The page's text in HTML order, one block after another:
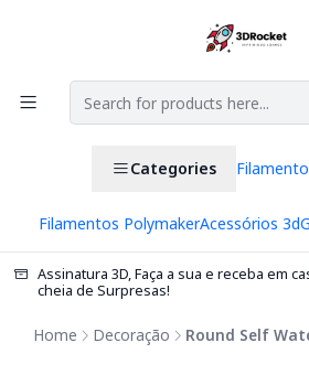
Categories
Filamentos PolymakerAcessórios 3d
Assinatura 3D, Faça a sua e receba em
cheia de Surpresas!
Home Decoração Round Self